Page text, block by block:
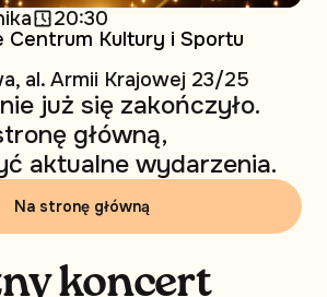
20:30
Centrum Kultury i Sportu
al. Armii Krajowej 23/25
już się zakończyło.
główną,
aktualne wydarzenia.
Na stronę główną
koncert